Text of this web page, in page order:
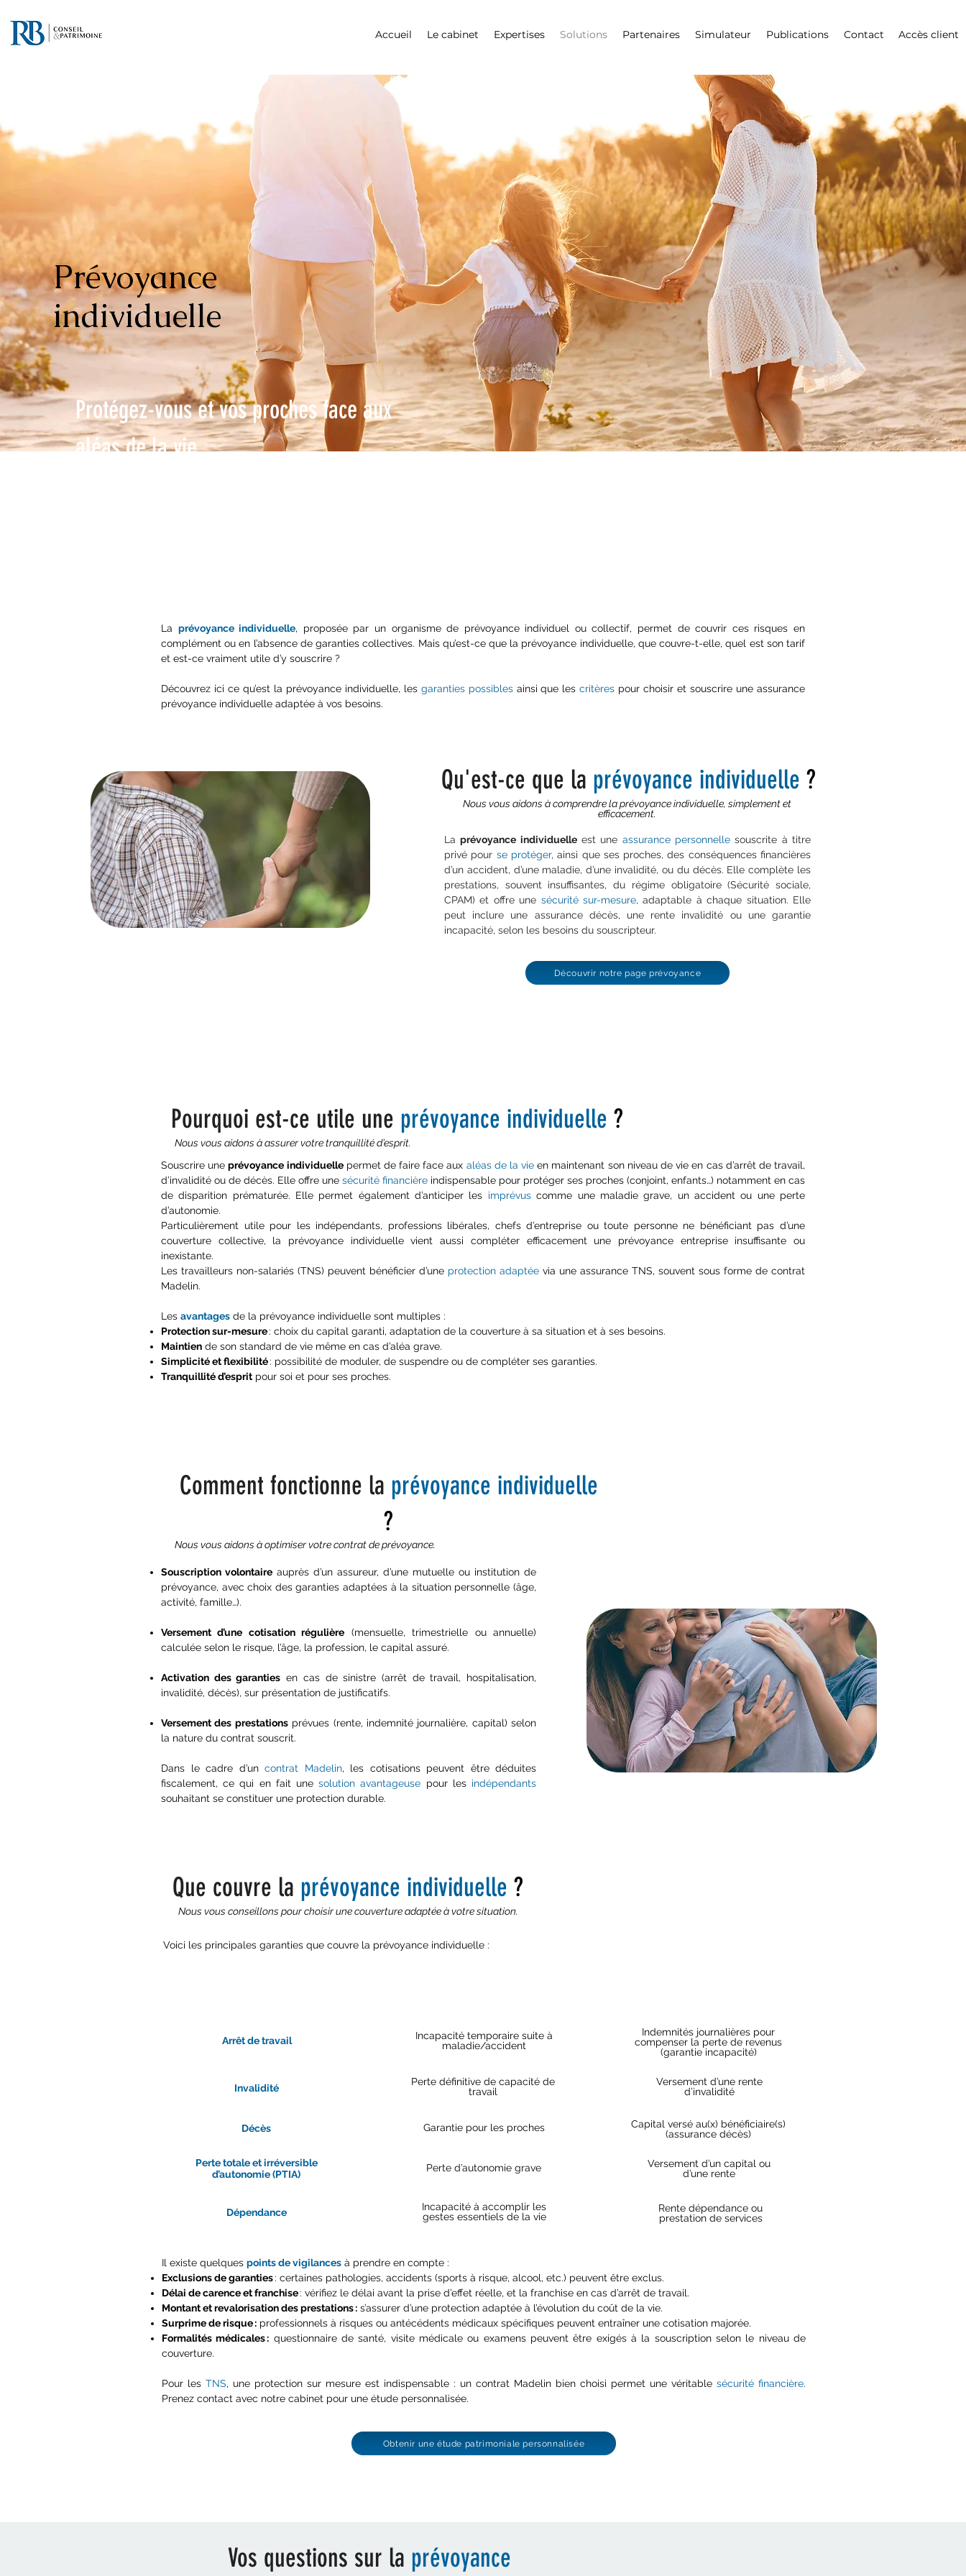
Accueil Le cabinet Expertises Solutions Partenaires Simulateur Publications Contact Accès client
Prévoyance
individuelle
Protégez-vous et vos proches face aux
aléas de la vie
La prévoyance individuelle, proposée par un organisme de prévoyance individuel ou collectif, permet de couvrir ces risques en
complément ou en l’absence de garanties collectives. Mais qu’est-ce que la prévoyance individuelle, que couvre-t-elle, quel est son tarif
et est-ce vraiment utile d’y souscrire ?
Découvrez ici ce qu’est la prévoyance individuelle, les garanties possiblesainsi que lescritères pour choisir et souscrire une assurance
prévoyance individuelle adaptée à vos besoins.
Qu'est-ce que la prévoyance individuelle ?
Nous vous aidons à comprendre la prévoyance individuelle, simplement et
efficacement.
Laprévoyance individuelleest une assurance personnelle souscrite à titre
privé pour se protéger, ainsi que ses proches, des conséquences financières
d’un accident, d’une maladie, d’une invalidité, ou du décès. Elle complète les
prestations, souvent insuffisantes, du régime obligatoire (Sécurité sociale,
CPAM) et offre une sécurité sur-mesure, adaptable à chaque situation. Elle
peut inclure une assurance décès, une rente invalidité ou une garantie
incapacité, selon les besoins du souscripteur.​
Découvrir notre page prévoyance
Pourquoi est-ce utile une prévoyance individuelle ?
Nous vous aidons à assurer votre tranquillité d’esprit.
Souscrire uneprévoyance individuellepermet de faire face aux aléas de la vie en maintenant son niveau de vie en cas d’arrêt de travail,
d’invalidité ou de décès. Elle offre une sécurité financière indispensable pour protéger ses proches (conjoint, enfants…) notamment en cas
de disparition prématurée. Elle permet également d’anticiper les imprévuscomme une maladie grave, un accident ou une perte
d’autonomie.
Particulièrement utile pour les indépendants, professions libérales, chefs d’entreprise ou toute personne ne bénéficiant pas d’une
couverture collective, la prévoyance individuelle vient aussi compléter efficacement une prévoyance entreprise insuffisante ou
inexistante.
Les travailleurs non-salariés (TNS) peuvent bénéficier d’une protection adaptée via une assurance TNS, souvent sous forme de contrat
Madelin.
Les avantages de la prévoyance individuelle sont multiples :
Protection sur-mesure: choix du capital garanti, adaptation de la couverture à sa situation et à ses besoins.
Maintien de son standard de vie même en cas d’aléa grave.
Simplicité et flexibilité: possibilité de moduler, de suspendre ou de compléter ses garanties.
Tranquillité d’esprit pour soi et pour ses proches.
Comment fonctionne la prévoyance individuelle
?
Nous vous aidons à optimiser votre contrat de prévoyance.
Souscription volontaire auprès d’un assureur, d’une mutuelle ou institution de
prévoyance, avec choix des garanties adaptées à la situation personnelle (âge,
activité, famille…).
Versement d’une cotisation régulière (mensuelle, trimestrielle ou annuelle)
calculée selon le risque, l’âge, la profession, le capital assuré.
Activation des garanties en cas de sinistre (arrêt de travail, hospitalisation,
invalidité, décès), sur présentation de justificatifs.
Versement des prestationsprévues (rente, indemnité journalière, capital) selon
la nature du contrat souscrit.​
Dans le cadre d’un contrat Madelin, les cotisations peuvent être déduites
fiscalement, ce qui en fait unesolution avantageuse pour les indépendants
souhaitant se constituer une protection durable.
Que couvre la prévoyance individuelle ?
Nous vous conseillons pour choisir une couverture adaptée à votre situation.
Voici les principales garanties que couvre la prévoyance individuelle :
Arrêt de travail
Incapacité temporaire suite à
maladie/accident
Indemnités journalières pour
compenser la perte de revenus
(garantie incapacité)
Invalidité
Décès
Perte définitive de capacité de
travail
Garantie pour les proches
Versement d’une rente
d’invalidité
Capital versé au(x) bénéficiaire(s)
(assurance décès)
Perte totale et irréversible
d’autonomie (PTIA)
Dépendance
Perte d’autonomie grave
Incapacité à accomplir les
gestes essentiels de la vie
Versement d’un capital ou
d’une rente
Rente dépendance ou
prestation de services
Il existe quelques points de vigilances à prendre en compte :
Exclusions de garanties: certaines pathologies, accidents (sports à risque, alcool, etc.) peuvent être exclus.
Délai de carence et franchise: vérifiez le délai avant la prise d’effet réelle, et la franchise en cas d’arrêt de travail.
Montant et revalorisation des prestations : s’assurer d’une protection adaptée à l’évolution du coût de la vie.
Surprime de risque : professionnels à risques ou antécédents médicaux spécifiques peuvent entraîner une cotisation majorée.
Formalités médicales : questionnaire de santé, visite médicale ou examens peuvent être exigés à la souscription selon le niveau de
couverture.
Pour les TNS, une protection sur mesure est indispensable : un contrat Madelin bien choisi permet une véritable sécurité financière.
Prenez contact avec notre cabinet pour une étude personnalisée.
Obtenir une étude patrimoniale personnalisée
Vos questions sur la prévoyance